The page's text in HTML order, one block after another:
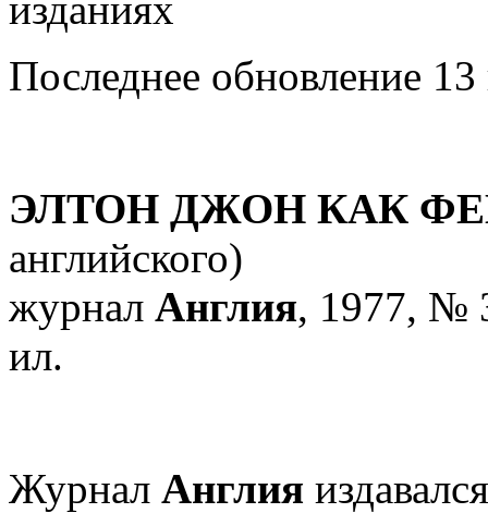
Последнее обновление
ЭЛТОН ДЖОН КАК
английского)
журнал Англия, 1977, №
ил.
Журнал Англия